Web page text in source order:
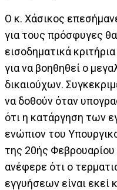
Ο κ. Χάσικος
για τους πρόσφυγες
εισοδηματικά
για να βοηθηθεί ο
δικαιούχων.
να δοθούν όταν
ότι η κατάργηση των
ενώπιον του
της 20ής
ανέφερε ότι ο
εγγυήσεων είναι εκεί